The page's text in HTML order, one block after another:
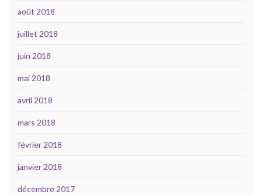
août 2018
juillet 2018
juin 2018
mai 2018
avril 2018
mars 2018
février 2018
janvier 2018
décembre 2017